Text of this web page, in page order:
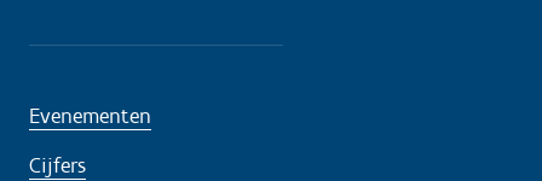
Evenementen
Cijfers